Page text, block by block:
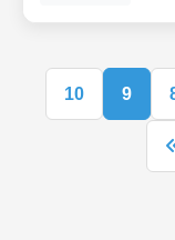
9
10